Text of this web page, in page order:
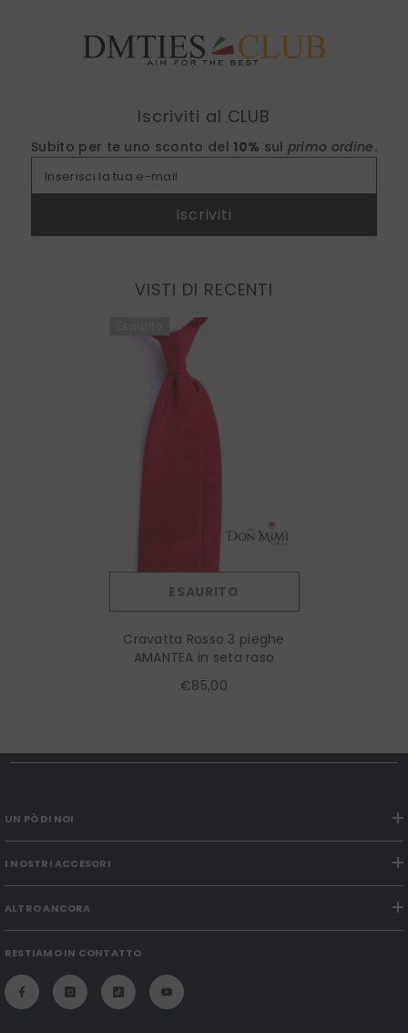
Iscriviti al CLUB
Subito per te uno sconto del 10% sul primo ordine.
Inserisci la tua e-mail
Iscriviti
VISTI DI RECENTI
ESAURITO
Cravatta Rosso 3 pieghe
AMANTEA in seta raso
€85,00
UN PÒ DI NOI
I NOSTRI ACCESORI
ALTRO ANCORA
RESTIAMO IN CONTATTO